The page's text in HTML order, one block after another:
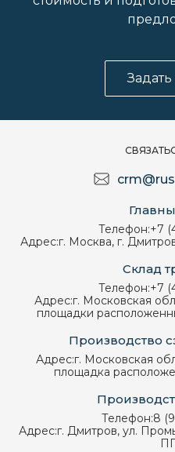
Телефон:+7
Адрес:г. Москва, г.
Склад
Телефон:+7
Адрес:г. Московская
площадки
Производство
Адрес:г. Московская
площадка
Телефон:8
Адрес:г. Дмитров, ул.